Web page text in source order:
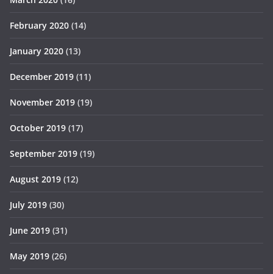
February 2020 (14)
January 2020 (13)
December 2019 (11)
November 2019 (19)
October 2019 (17)
September 2019 (19)
August 2019 (12)
July 2019 (30)
June 2019 (31)
May 2019 (26)